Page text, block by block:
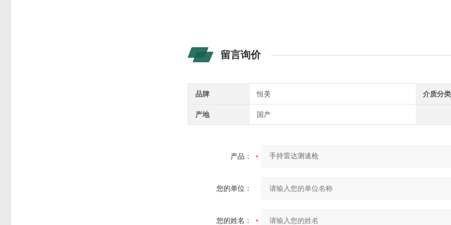
留言询价
品牌 恒美 介质分类
产地 国产
产品：
您的单位：
您的姓名：